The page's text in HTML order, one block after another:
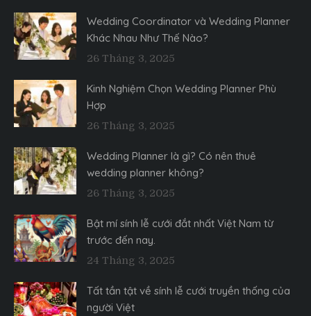
Wedding Coordinator và Wedding Planner
Khác Nhau Như Thế Nào?
26 Tháng 3, 2025
Kinh Nghiệm Chọn Wedding Planner Phù
Hợp
26 Tháng 3, 2025
Wedding Planner là gì? Có nên thuê
wedding planner không?
26 Tháng 3, 2025
Bật mí sính lễ cưới đắt nhất Việt Nam từ
trước đến nay.
24 Tháng 3, 2025
Tất tần tật về sính lễ cưới truyền thống của
người Việt